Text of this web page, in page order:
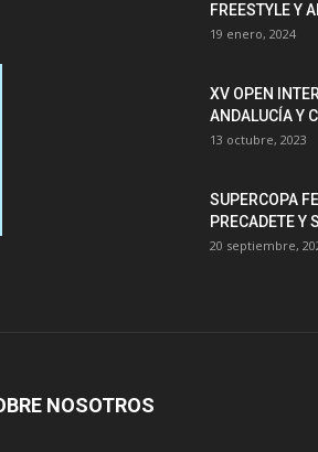
FREESTYLE Y
19 enero, 2024
XV OPEN
ANDALUCÍA Y
13 octubre, 2023
SUPERCOPA
PRECADETE Y
20 septiembre,
NOSOTROS